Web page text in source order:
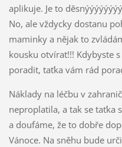
aplikuje. Je to
No, ale vždycky dostanu
maminky a nějak to
kousku otvírat!!! Kdybyste
poradit, taťka vám rád
Náklady na léčbu v
neproplatila, a tak se taťka
a doufáme, že to dobře
Vánoce. Na sněhu bude